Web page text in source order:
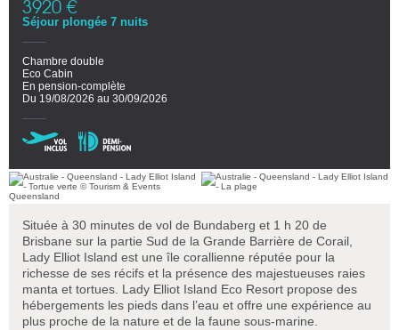
3920 €
Séjour plongée 7 nuits
Chambre double
Eco Cabin
En pension-complète
Du 19/08/2026 au 30/09/2026
Située à 30 minutes de vol de Bundaberg et 1 h 20 de
Brisbane sur la partie Sud de la Grande Barrière de Corail,
Lady Elliot Island est une île corallienne réputée pour la
richesse de ses récifs et la présence des majestueuses raies
manta et tortues. Lady Elliot Island Eco Resort propose des
hébergements les pieds dans l’eau et offre une expérience au
plus proche de la nature et de la faune sous-marine.